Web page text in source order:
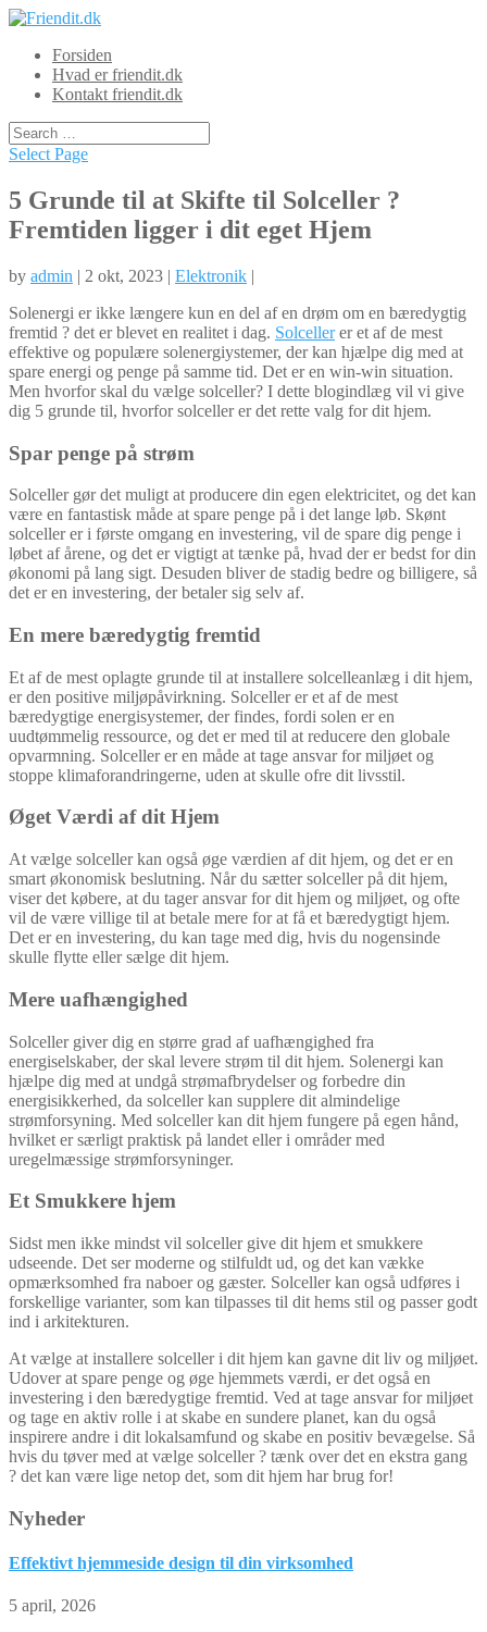
Forsiden
Hvad er friendit.dk
Kontakt friendit.dk
Select Page
5 Grunde til at Skifte til Solceller ?
Fremtiden ligger i dit eget Hjem
by admin | 2 okt, 2023 | Elektronik |
Solenergi er ikke længere kun en del af en drøm om en bæredygtig
fremtid ? det er blevet en realitet i dag. Solcellerer et af de mest
effektive og populære solenergiystemer, der kan hjælpe dig med at
spare energi og penge på samme tid. Det er en win-win situation.
Men hvorfor skal du vælge solceller? I dette blogindlæg vil vi give
dig 5 grunde til, hvorfor solceller er det rette valg for dit hjem.
Spar penge på strøm
Solceller gør det muligt at producere din egen elektricitet, og det kan
være en fantastisk måde at spare penge på i det lange løb. Skønt
solceller er i første omgang en investering, vil de spare dig penge i
løbet af årene, og det er vigtigt at tænke på, hvad der er bedst for din
økonomi på lang sigt. Desuden bliver de stadig bedre og billigere, så
det er en investering, der betaler sig selv af.
En mere bæredygtig fremtid
Et af de mest oplagte grunde til at installere solcelleanlæg i dit hjem,
er den positive miljøpåvirkning. Solceller er et af de mest
bæredygtige energisystemer, der findes, fordi solen er en
uudtømmelig ressource, og det er med til at reducere den globale
opvarmning. Solceller er en måde at tage ansvar for miljøet og
stoppe klimaforandringerne, uden at skulle ofre dit livsstil.
Øget Værdi af dit Hjem
At vælge solceller kan også øge værdien af dit hjem, og det er en
smart økonomisk beslutning. Når du sætter solceller på dit hjem,
viser det købere, at du tager ansvar for dit hjem og miljøet, og ofte
vil de være villige til at betale mere for at få et bæredygtigt hjem.
Det er en investering, du kan tage med dig, hvis du nogensinde
skulle flytte eller sælge dit hjem.
Mere uafhængighed
Solceller giver dig en større grad af uafhængighed fra
energiselskaber, der skal levere strøm til dit hjem. Solenergi kan
hjælpe dig med at undgå strømafbrydelser og forbedre din
energisikkerhed, da solceller kan supplere dit almindelige
strømforsyning. Med solceller kan dit hjem fungere på egen hånd,
hvilket er særligt praktisk på landet eller i områder med
uregelmæssige strømforsyninger.
Et Smukkere hjem
Sidst men ikke mindst vil solceller give dit hjem et smukkere
udseende. Det ser moderne og stilfuldt ud, og det kan vække
opmærksomhed fra naboer og gæster. Solceller kan også udføres i
forskellige varianter, som kan tilpasses til dit hems stil og passer godt
ind i arkitekturen.
At vælge at installere solceller i dit hjem kan gavne dit liv og miljøet.
Udover at spare penge og øge hjemmets værdi, er det også en
investering i den bæredygtige fremtid. Ved at tage ansvar for miljøet
og tage en aktiv rolle i at skabe en sundere planet, kan du også
inspirere andre i dit lokalsamfund og skabe en positiv bevægelse. Så
hvis du tøver med at vælge solceller ? tænk over det en ekstra gang
? det kan være lige netop det, som dit hjem har brug for!
Nyheder
Effektivt hjemmeside design til din virksomhed
5 april, 2026